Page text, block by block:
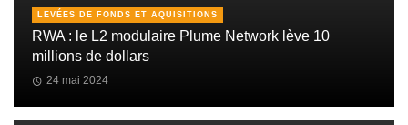
LEVÉES DE FONDS ET AQUISITIONS
RWA : le L2 modulaire Plume Network lève 10
millions de dollars
24 mai 2024